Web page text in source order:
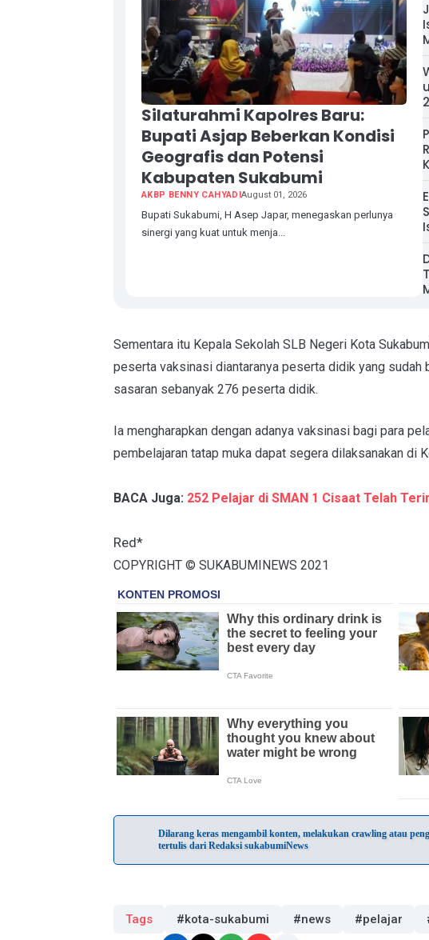
Silaturahmi Kapolres Baru:
Bupati Asjap Beberkan Kondisi
Geografis dan Potensi
Kabupaten Sukabumi
AKBP BENNY CAHYADIAugust 01, 2026
Bupati Sukabumi, H Asep Japar, menegaskan perlunya
sinergi yang kuat untuk menja...
Sementara itu Kepala Sekolah SLB Negeri Kota
peserta vaksinasi diantaranya peserta didik yang sudah
sasaran sebanyak 276 peserta didik.
Ia mengharapkan dengan adanya vaksinasi bagi para
pembelajaran tatap muka dapat segera dilaksanakan di
BACA Juga: 252 Pelajar di SMAN 1 Cisaat Telah
Red*
COPYRIGHT © SUKABUMINEWS 2021
Dilarang keras mengambil konten, melakukan crawling atau
tertulis dari Redaksi sukabumiNews
Tags #kota-sukabumi #news #pelajar